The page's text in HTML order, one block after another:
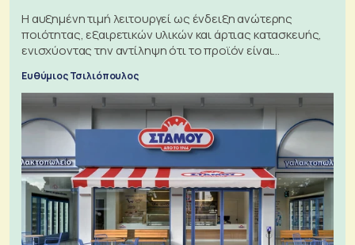
Η αυξημένη τιμή λειτουργεί ως ένδειξη ανώτερης
ποιότητας, εξαιρετικών υλικών και άρτιας κατασκευής,
ενισχύοντας την αντίληψη ότι το προϊόν είναι
Ευθύμιος Τσιλιόπουλος